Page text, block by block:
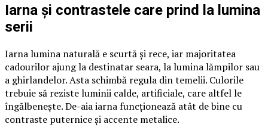
Iarna și contrastele care prind la lumina
serii
Iarna lumina naturală e scurtă și rece, iar majoritatea
cadourilor ajung la destinatar seara, la lumina lămpilor sau
a ghirlandelor. Asta schimbă regula din temelii. Culorile
trebuie să reziste luminii calde, artificiale, care altfel le
îngălbenește. De-aia iarna funcționează atât de bine cu
contraste puternice și accente metalice.